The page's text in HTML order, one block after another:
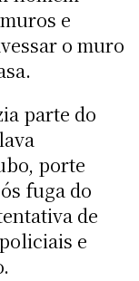
e
o muro
parte do
porte
fuga do
de
e